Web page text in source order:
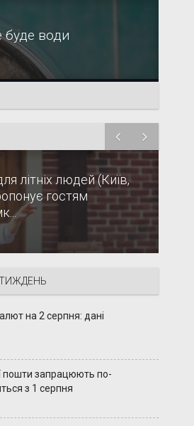
буде води
літніх людей (Київ,
гостям
на 2 серпня: дані
пошти запрацюють по-
з 1 серпня